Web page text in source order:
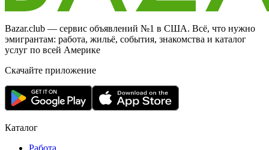
Bazar.club — сервис объявлений №1 в США. Всё, что нужно
эмигрантам: работа, жильё, события, знакомства и каталог
услуг по всей Америке
Скачайте приложение
Каталог